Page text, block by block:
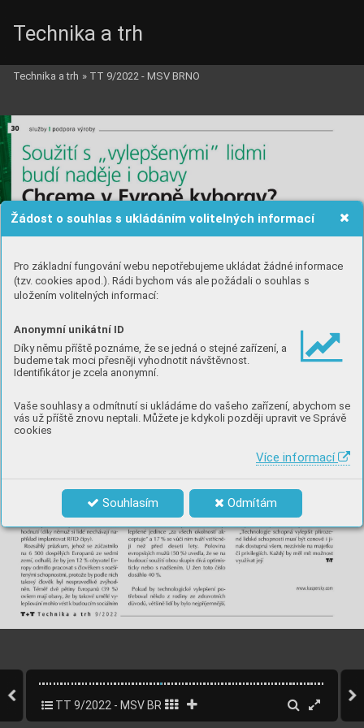
Žádost o souhlas s ukládáním volitelných informací
Pro základní fungování webu nepotřebujeme ukládat žádné informace
(tzv. cookies apod.). Rádi bychom vás ale požádali o souhlas s
uložením volitelných informací:
Anonymní unikátní ID
Díky němu příště poznáme, že se jedná o stejné zařízení, a
budeme tak moci přesněji vyhodnotit návštěvnost.
Identifikátor je zcela anonymní.
Vaše souhlasy a odmítnutí si ukládáme do vašeho zařízení, abychom se
vás už příště znovu neptali. Můžete je kdykoli později upravit ve Správě
cookies
Více informací
Souhlasím Odmítám
Technika a trh
Technika a trh » TT 9/2022 - MSV BRNO
TT 9/2022 - MSV BRNO 32